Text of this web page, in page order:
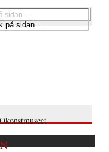
Okonstmuseet